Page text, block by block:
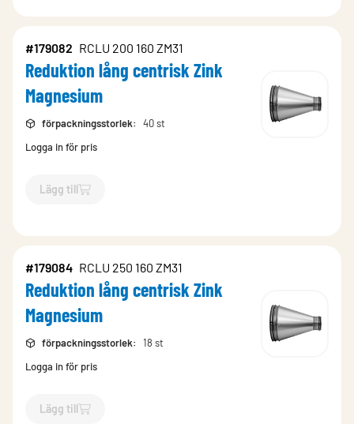
#179082 RCLU 200 160 ZM31
Reduktion lång centrisk Zink
Magnesium
förpackningsstorlek:
40 st
Logga in för pris
Lägg till
`$Lägg till
#179084 RCLU 250 160 ZM31
Reduktion lång centrisk Zink
Magnesium
förpackningsstorlek:
18 st
Logga in för pris
Lägg till
`$Lägg till